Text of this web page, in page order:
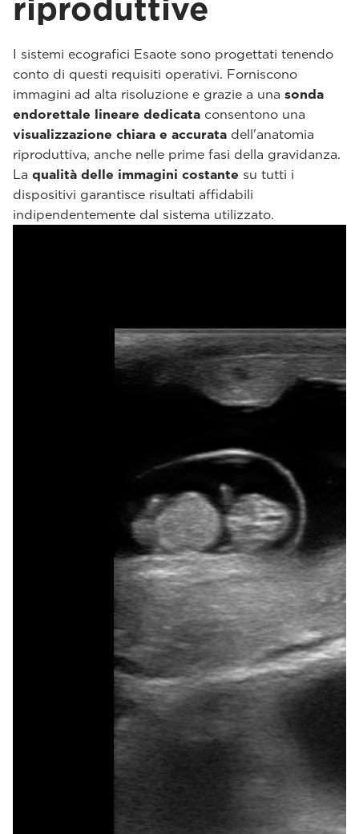
riproduttive
I sistemi ecografici Esaote sono progettati tenendo
conto di questi requisiti operativi. Forniscono
immagini ad alta risoluzione e grazie a una sonda
endorettale lineare dedicata consentono una
visualizzazione chiara e accurata dell'anatomia
riproduttiva, anche nelle prime fasi della gravidanza.
La qualità delle immagini costante su tutti i
dispositivi garantisce risultati affidabili
indipendentemente dal sistema utilizzato.